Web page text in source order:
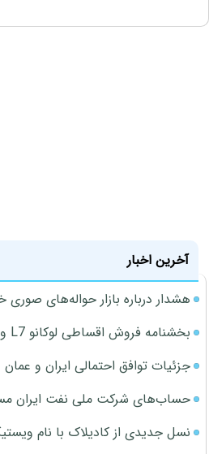
آخرین اخبار
هشدار درباره بازار حواله‌های صوری
بخشنامه فروش اقساطی لوکانو L7 و لوکانو L8 (مرداد 1405)
جزئیات توافق احتمالی ایران و
حساب‌های شرکت ملی نفت ایران
نسل جدیدی از کادیلاک با نام